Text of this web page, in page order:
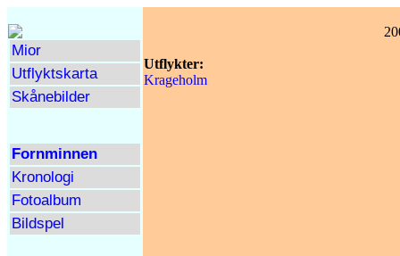
Mior
Utflyktskarta
Skånebilder
Fornminnen
Kronologi
Fotoalbum
Bildspel
Utflykter:
Krageholm